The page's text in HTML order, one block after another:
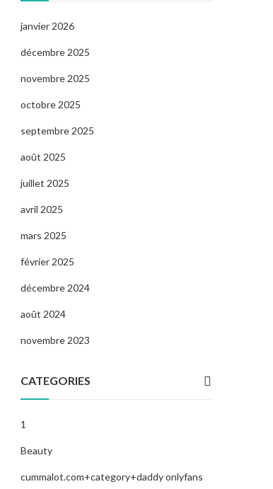
janvier 2026
décembre 2025
novembre 2025
octobre 2025
septembre 2025
août 2025
juillet 2025
avril 2025
mars 2025
février 2025
décembre 2024
août 2024
novembre 2023
CATEGORIES
1
Beauty
cummalot.com+category+daddy onlyfans